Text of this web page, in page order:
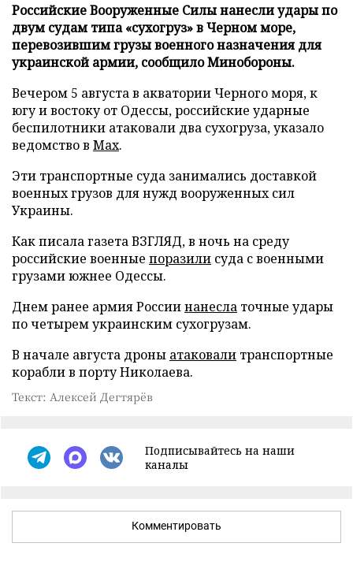
Российские Вооруженные Силы нанесли удары по
двум судам типа «сухогруз» в Черном море,
перевозившим грузы военного назначения для
украинской армии, сообщило Минобороны.
Вечером 5 августа в акватории Черного моря, к
югу и востоку от Одессы, российские ударные
беспилотники атаковали два сухогруза, указало
ведомство в Max.
Эти транспортные суда занимались доставкой
военных грузов для нужд вооруженных сил
Украины.
Как писала газета ВЗГЛЯД, в ночь на среду
российские военные поразили суда с военными
грузами южнее Одессы.
Днем ранее армия Россиинанесла точные удары
по четырем украинским сухогрузам.
В начале августа дроны атаковали транспортные
корабли в порту Николаева.
Текст: Алексей Дегтярёв
Подписывайтесь на наши
каналы
Комментировать